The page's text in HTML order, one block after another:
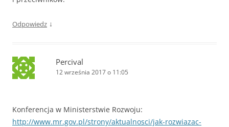
Odpowiedz ↓
Percival
12 września 2017 o 11:05
Konferencja w Ministerstwie Rozwoju:
http://www.mr.gov.pl/strony/aktualnosci/jak-rozwiazac-